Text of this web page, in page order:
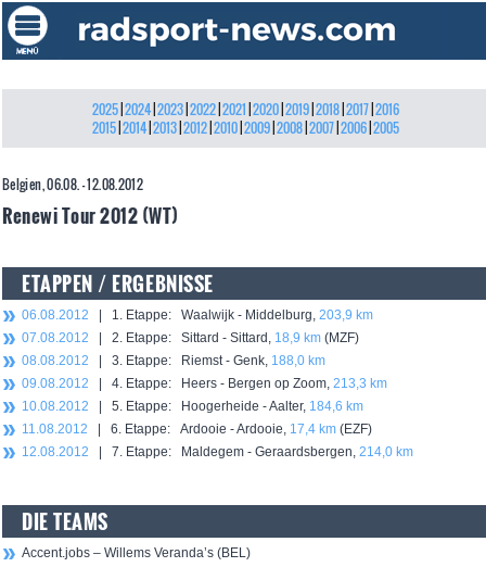
2025| 2024| 2023| 2022| 2021 2020| 2019| 2018| 2017| 2016
2015| 2014| 2013| 2012| 2010| 2009| 2008| 2007| 2006| 2005
Belgien, 06.08. - 12.08.2012
Renewi Tour 2012 (WT)
ETAPPEN / ERGEBNISSE
06.08.2012 | 1. Etappe: Waalwijk - Middelburg, 203,9 km
07.08.2012 | 2. Etappe: Sittard - Sittard, 18,9 km (MZF)
08.08.2012 | 3. Etappe: Riemst - Genk, 188,0 km
09.08.2012 | 4. Etappe: Heers - Bergen op Zoom, 213,3 km
10.08.2012 | 5. Etappe: Hoogerheide - Aalter, 184,6 km
11.08.2012 | 6. Etappe: Ardooie - Ardooie, 17,4 km (EZF)
12.08.2012 | 7. Etappe: Maldegem - Geraardsbergen, 214,0 km
DIE TEAMS
Accent.jobs – Willems Veranda’s (BEL)